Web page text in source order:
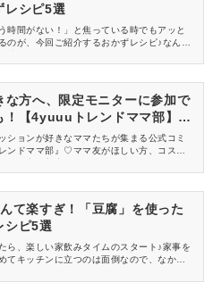
レシピ5選
時間がない！」と焦っている時でもアッと
のが、今回ご紹介するおかずレシピ♪なん
」で作るおかずは、どれも絶品なので必見
な方へ、限定モニターに参加で
！【4yuuuトレンドママ部】部
ションが好きなママたちが集まる公式コミ
ンドママ部』♡ママ友がほしい方、コスメサ
しています！
て楽すぎ！「豆腐」を使った
シピ5選
ら、楽しい家飲みタイムのスタート♪家事を
てキッチンに立つのは面倒なので、なかな
で作れる簡単な「豆腐」のおつまみレシピ